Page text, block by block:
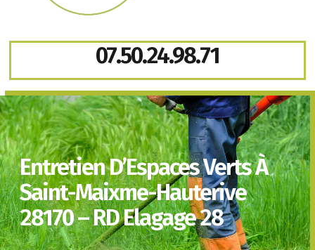
07.50.24.98.71
Entretien D’Espaces Verts À
Saint-Maixme-Hauterive
28170 – RD Elagage 28